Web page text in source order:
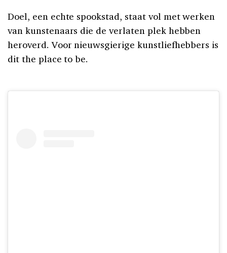
Doel, een echte spookstad, staat vol met werken
van kunstenaars die de verlaten plek hebben
heroverd. Voor nieuwsgierige kunstliefhebbers is
dit the place to be.